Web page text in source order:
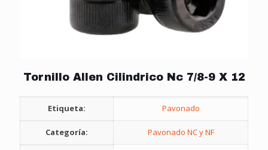
Tornillo Allen Cilindrico Nc 7/8-9 X 12
Etiqueta: Pavonado
Categoría: Pavonado NC y NF